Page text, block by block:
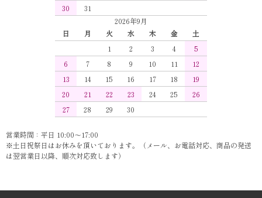
30
31
2026年9月
日
月 火 水 木 金
土
1
2 3 4
5
6
7 8 9 10 11
12
13
14 15 16 17 18
19
20
21 22 23 24 25
26
27
28 29 30
営業時間：平日 10:00～17:00
※土日祝祭日はお休みを頂いております。（メール、お電話対応、商品の発送
は翌営業日以降、順次対応致します）